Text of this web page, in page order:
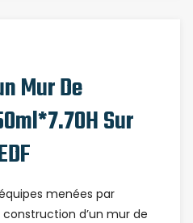
Mur De
Sur
menées par
d’un mur de